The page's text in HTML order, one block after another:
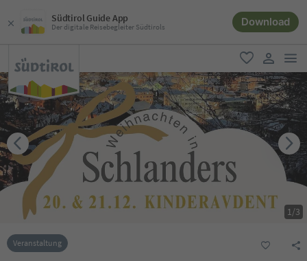
Südtirol Guide App
Der digitale Reisebegleiter Südtirols Download
favorit
user link
1/3
Veranstaltung